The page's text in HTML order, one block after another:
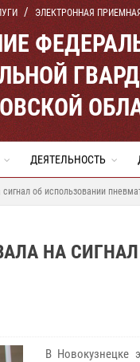
ЭЛЕКТРОННАЯ
ДЕЯТЕЛЬНОСТЬ
сигнал об использовании
НА
В Новокузнецке